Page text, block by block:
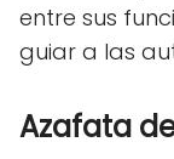
entre sus
guiar a las
Azafata